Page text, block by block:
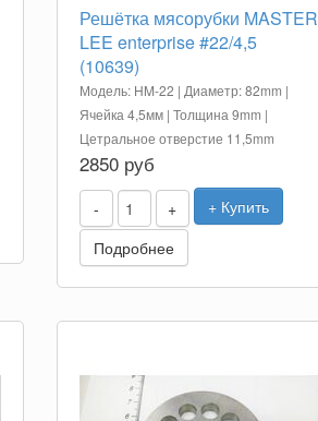
Решётка мясорубки MASTER
LEE enterprise #22/4,5
(10639)
Модель: HM-22 | Диаметр: 82mm |
Ячейка 4,5мм | Толщина 9mm |
Цетральное отверстие 11,5mm
2850 руб
- +
+ Купить
Подробнее